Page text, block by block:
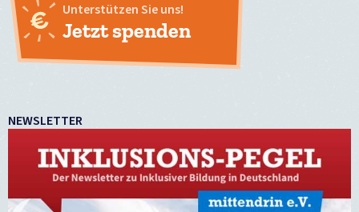
Unterstützen Sie uns!
Jetzt spenden
NEWSLETTER